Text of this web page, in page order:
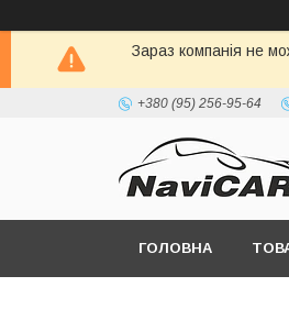
Зараз компанія не
+380 (95) 256-95-64
ГОЛОВНА